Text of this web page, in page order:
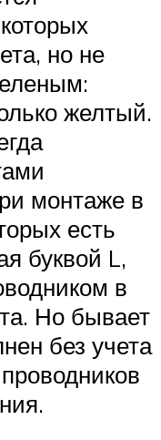
но не
желтый.
монтаже в
есть
буквой L,
в
Но бывает
без учета